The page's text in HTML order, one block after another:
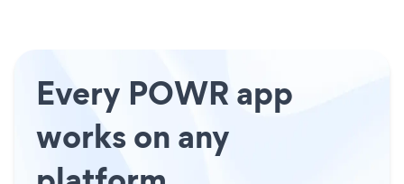
Every POWR app
works on any